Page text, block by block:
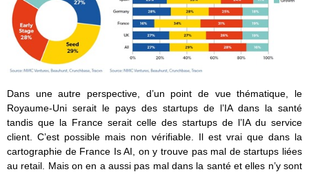
Dans une autre perspective, d’un point de vue thématique, le
Royaume-Uni serait le pays des startups de l’IA dans la santé
tandis que la France serait celle des startups de l’IA du service
client. C’est possible mais non vérifiable. Il est vrai que dans la
cartographie de France Is AI, on y trouve pas mal de startups liées
au retail. Mais on en a aussi pas mal dans la santé et elles n’y sont